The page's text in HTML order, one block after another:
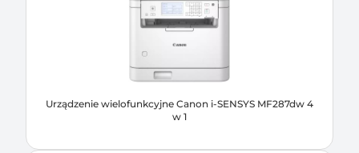
Urządzenie wielofunkcyjne Canon i-SENSYS MF287dw 4
w 1